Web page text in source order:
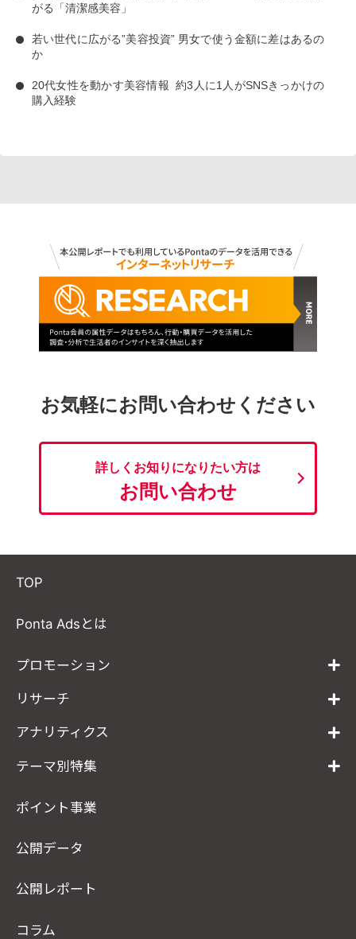
がる「清潔感美容」
若い世代に広がる”美容投資” 男女で使う金額に差はあるの
か
20代女性を動かす美容情報約3人に1人がSNSきっかけの
購入経験
お気軽にお問い合わせください
詳しくお知りになりたい方は
お問い合わせ
TOP
Ponta Adsとは
プロモーション
リサーチ
アナリティクス
テーマ別特集
ポイント事業
公開データ
公開レポート
コラム